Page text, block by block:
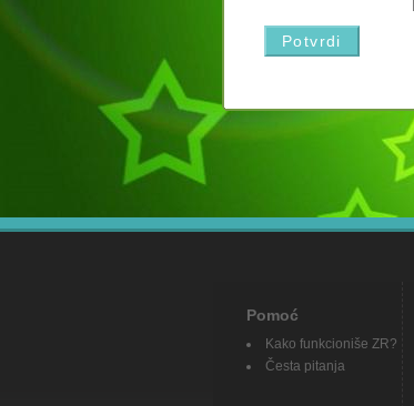
Pomoć
Kako funkcioniše ZR?
Česta pitanja